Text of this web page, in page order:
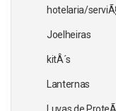
hotelaria/
Joelheiras
kitÂ´s
Lanternas